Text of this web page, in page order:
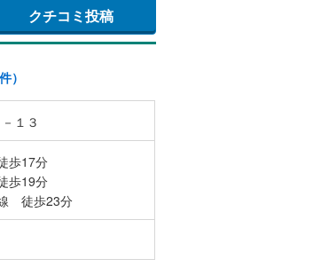
クチコミ投稿
）
１３
歩17分
歩19分
徒歩23分